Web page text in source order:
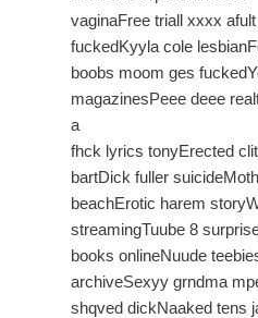
vaginaFree triall xxxx
fuckedKyyla cole
boobs moom ges
magazinesPeee deee
a
fhck lyrics tonyErected
bartDick fuller
beachErotic harem
streamingTuube 8
books onlineNuude
archiveSexyy grndma
shqved dickNaaked tens